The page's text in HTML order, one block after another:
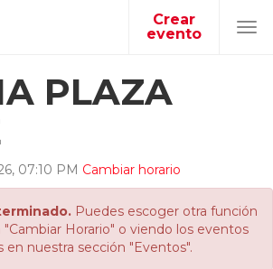
Crear
evento
PLAZA
, 07:10 PM Cambiar horario
Puedes escoger otra función
Horario" o viendo los eventos
en nuestra sección "Eventos".